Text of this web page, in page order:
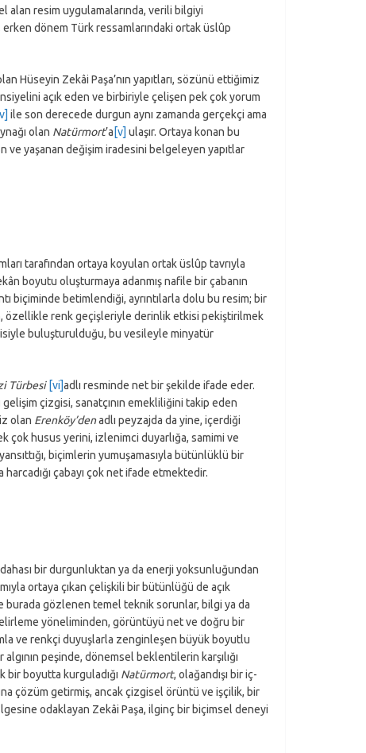
alan resim uygulamalarında, verili bilgiyi
dönem Türk ressamlarındaki ortak üslûp
Hüseyin Zekâi Paşa’nın yapıtları, sözünü ettiğimiz
açık eden ve birbiriyle çelişen pek çok yorum
ile son derecede durgun aynı zamanda gerçekçi ama
olan Natürmort’a [v] ulaşır. Ortaya konan bu
ve yaşanan değişim iradesini belgeleyen yapıtlar
tarafından ortaya koyulan ortak üslûp tavrıyla
boyutu oluşturmaya adanmış nafile bir çabanın
biçiminde betimlendiği, ayrıntılarla dolu bu resim; bir
özellikle renk geçişleriyle derinlik etkisi pekiştirilmek
buluşturulduğu, bu vesileyle minyatür
Türbesi [vi]adlı resminde net bir şekilde ifade eder.
çizgisi, sanatçının emekliliğini takip eden
olan Erenköy’denadlı peyzajda da yine, içerdiği
çok husus yerini, izlenimci duyarlığa, samimi ve
biçimlerin yumuşamasıyla bütünlüklü bir
çabayı çok net ifade etmektedir.
bir durgunluktan ya da enerji yoksunluğundan
ortaya çıkan çelişkili bir bütünlüğü de açık
burada gözlenen temel teknik sorunlar, bilgi ya da
yöneliminden, görüntüyü net ve doğru bir
ve renkçi duyuşlarla zenginleşen büyük boyutlu
peşinde, dönemsel beklentilerin karşılığı
bir boyutta kurguladığı Natürmort, olağandışı bir iç-
çözüm getirmiş, ancak çizgisel örüntü ve işçilik, bir
odaklayan Zekâi Paşa, ilginç bir biçimsel deneyi